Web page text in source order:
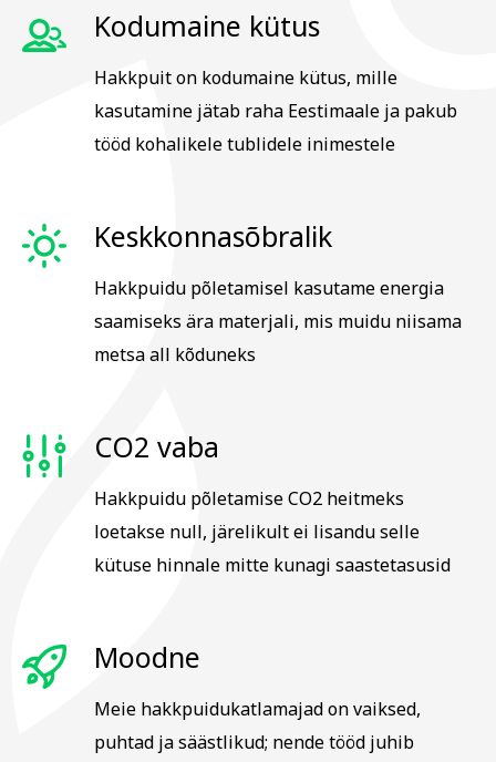
Kodumaine kütus
Hakkpuit on kodumaine kütus, mille
kasutamine jätab raha Eestimaale ja pakub
tööd kohalikele tublidele inimestele
Keskkonnasõbralik
Hakkpuidu põletamisel kasutame energia
saamiseks ära materjali, mis muidu niisama
metsa all kõduneks
CO2 vaba
Hakkpuidu põletamise CO2 heitmeks
loetakse null, järelikult ei lisandu selle
kütuse hinnale mitte kunagi saastetasusid
Moodne
Meie hakkpuidukatlamajad on vaiksed,
puhtad ja säästlikud; nende tööd juhib